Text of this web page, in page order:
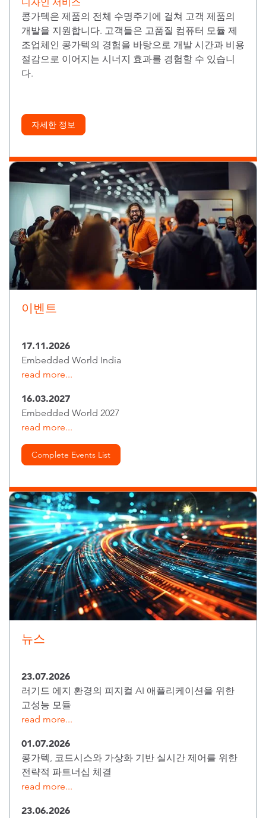
콩가텍은 제품의 전체 수명주기에 걸쳐 고객 제품의
개발을 지원합니다. 고객들은 고품질 컴퓨터 모듈 제
조업체인 콩가텍의 경험을 바탕으로 개발 시간과 비용
절감으로 이어지는 시너지 효과를 경험할 수 있습니
다.
자세한 정보
이벤트
17.11.2026
Embedded World India
read more...
16.03.2027
Embedded World 2027
read more...
Complete Events List
뉴스
23.07.2026
러기드 에지 환경의 피지컬 AI 애플리케이션을 위한
고성능 모듈
read more...
01.07.2026
콩가텍, 코드시스와 가상화 기반 실시간 제어를 위한
전략적 파트너십 체결
read more...
23.06.2026